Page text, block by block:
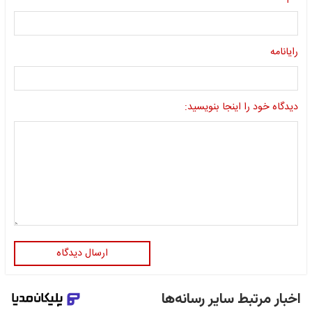
رایانامه
دیدگاه خود را اینجا بنویسید:
ارسال دیدگاه